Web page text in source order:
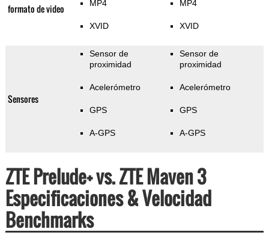
formato de video MP4
XVID
MP4
XVID
Sensores
Sensor de
proximidad
Acelerómetro
GPS
A-GPS
Sensor de
proximidad
Acelerómetro
GPS
A-GPS
ZTE Prelude+ vs. ZTE Maven 3
Especificaciones & Velocidad
Benchmarks